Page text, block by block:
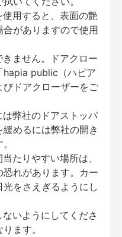
用すると、表面の艶
がありますので使用
ません。ドアクロー
hapia public（ハピア
ドアクローザーをご
弊社のドアストッパ
めるには弊社の開き
たりやすい場所は、
れがあります。カー
をさえぎるようにし
いようにしてくださ
ます。